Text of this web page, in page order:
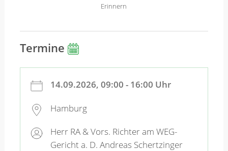
Erinnern
Termine
14.09.2026, 09:00 - 16:00 Uhr
Hamburg
Herr RA & Vors. Richter am WEG-
Gericht a. D. Andreas Schertzinger